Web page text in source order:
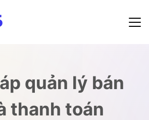
Bảng giá
quản lý bán
thanh toán